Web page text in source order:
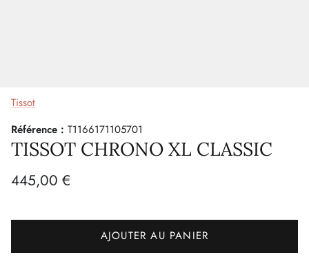
Tissot
Référence : T1166171105701
TISSOT CHRONO XL CLASSIC
445,00 €
AJOUTER AU PANIER